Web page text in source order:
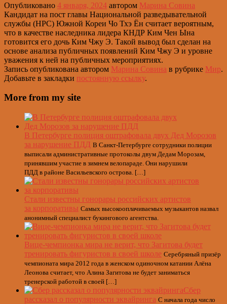
Опубликовано 4 января, 2024 автором Марина Совина
Кандидат на пост главы Национальной разведывательной
службы (НРС) Южной Кореи Чо Тхэ Ён считает вероятным,
что в качестве наследника лидера КНДР Ким Чен Ына
готовится его дочь Ким Чжу Э. Такой вывод был сделан на
основе анализа публичных появлений Ким Чжу Э и уровне
уважения к ней на публичных мероприятиях.
Запись опубликована автором Марина Совина в рубрике Мир.
Добавьте в закладки постоянную ссылку.
More from my site
В Петербурге полиция оштрафовала двух Дед Морозов
за нарушение ПДД В Санкт-Петербурге сотрудники полиции
выписали административные протоколы двум Дедам Морозам,
принявшим участие в зимнем велопараде. Они нарушили
ПДД в районе Васильевского острова. […]
Стали известны гонорары российских артистов
за корпоративы Самых высокооплачиваемых музыкантов назвал
анонимный специалист букингового агентства.
Вице-чемпионка мира не верит, что Загитова будет
тренировать фигуристов в своей школе Серебряный призёр
чемпионата мира 2012 года в женском одиночном катании Алёна
Леонова считает, что Алина Загитова не будет заниматься
тренерской работой в своей […]
Сбер
рассказал о популярности эквайринга С начала года число